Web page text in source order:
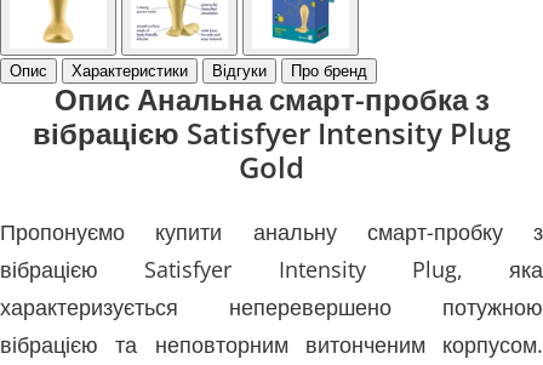
Опис Характеристики Відгуки Про бренд
Опис Анальна смарт-пробка з
вібрацією Satisfyer Intensity Plug
Gold
Пропонуємо купити анальну смарт-пробку з
вібрацією Satisfyer Intensity Plug, яка
характеризується неперевершено потужною
вібрацією та неповторним витонченим корпусом.